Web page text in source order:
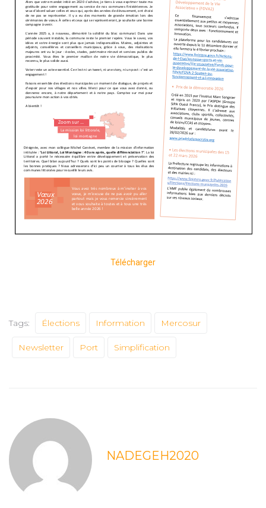
Télécharger
Tags: Élections Information Mercosur
Newsletter Port Simplification
NADEGEH2020